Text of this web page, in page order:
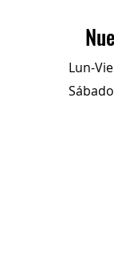
Lun-Vie